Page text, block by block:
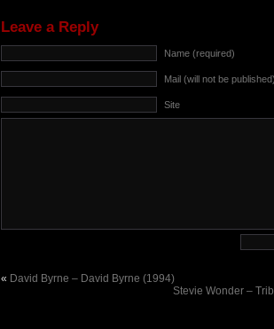
Leave a Reply
Name (required)
Mail (will not be
Site
« David Byrne – David Byrne (1994)
Stevie Wonder –